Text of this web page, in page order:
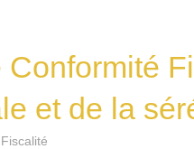
Conformité
et de la
Fiscalité